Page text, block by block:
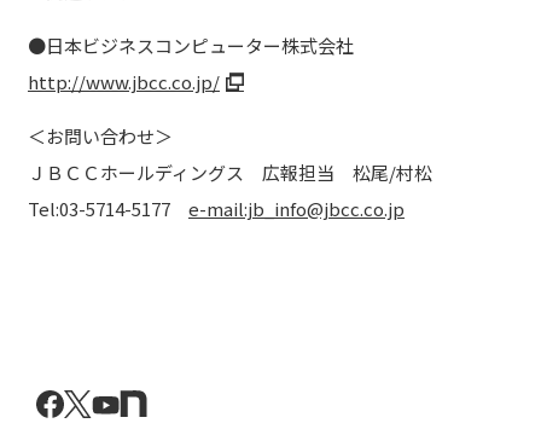
●日本ビジネスコンピューター株式会社
http://www.jbcc.co.jp/
＜お問い合わせ＞
ＪＢＣＣホールディングス 広報担当 松尾/村松
Tel:03-5714-5177 e-mail:jb_info@jbcc.co.jp